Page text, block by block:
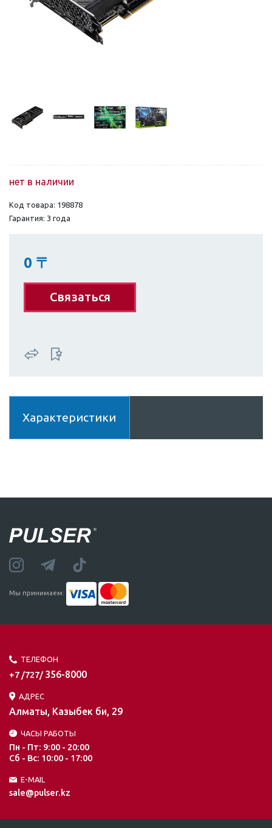
нет в наличии
Код товара: 198878
Гарантия: 3 года
0 〒
Связаться
Характеристики
Мы принимаем:
ТЕЛЕФОН
+7 /727/ 356-8000
АДРЕС
Алматы, Казыбек би, 29
ЧАСЫ РАБОТЫ
Пн - Пт: 9:00 - 20:00
Сб - Вс: 10:00 - 17:00
E-MAIL
sale@pulser.kz